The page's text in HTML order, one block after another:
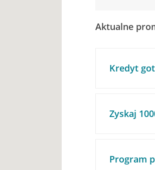
Aktualne
Kredyt
Zyskaj
Program